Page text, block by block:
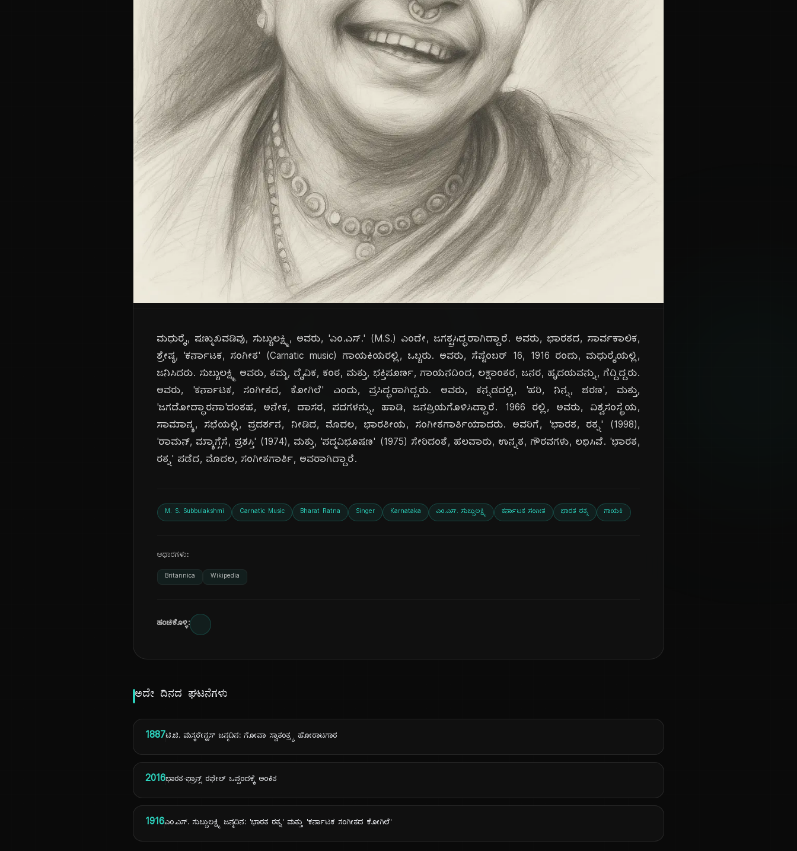
ದಿ
ಮಧುರೈ, ಷಣ್ಮುಖವಡಿವು, ಸುಬ್ಬುಲಕ್ಷ್ಮಿ, ಅವರು, 'ಎಂ.ಎಸ್.' (M.S.) ಎಂದೇ, ಜಗತ್ಪ್ರಸಿದ್ಧರಾಗಿದ್ದಾರೆ. ಅವರು, ಭಾರತದ, ಸಾರ್ವಕಾಲಿಕ,
ಶ್ರೇಷ್ಠ, 'ಕರ್ನಾಟಕ, ಸಂಗೀತ' (Carnatic music) ಗಾಯಕಿಯರಲ್ಲಿ, ಒಬ್ಬರು. ಅವರು, ಸೆಪ್ಟೆಂಬರ್ 16, 1916 ರಂದು, ಮಧುರೈಯಲ್ಲಿ,
ಜನಿಸಿದರು. ಸುಬ್ಬುಲಕ್ಷ್ಮಿ ಅವರು, ತಮ್ಮ, ದೈವಿಕ, ಕಂಠ, ಮತ್ತು, ಭಕ್ತಿಪೂರ್ಣ, ಗಾಯನದಿಂದ, ಲಕ್ಷಾಂತರ, ಜನರ, ಹೃದಯವನ್ನು, ಗೆದ್ದಿದ್ದರು.
ಅವರು, 'ಕರ್ನಾಟಕ, ಸಂಗೀತದ, ಕೋಗಿಲೆ' ಎಂದು, ಪ್ರಸಿದ್ಧರಾಗಿದ್ದರು. ಅವರು, ಕನ್ನಡದಲ್ಲಿ, 'ಹರಿ, ನಿನ್ನ, ಚರಣ', ಮತ್ತು,
'ಜಗದೋದ್ಧಾರನಾ'ದಂತಹ, ಅನೇಕ, ದಾಸರ, ಪದಗಳನ್ನು, ಹಾಡಿ, ಜನಪ್ರಿಯಗೊಳಿಸಿದ್ದಾರೆ. 1966 ರಲ್ಲಿ, ಅವರು, ವಿಶ್ವಸಂಸ್ಥೆಯ,
ಸಾಮಾನ್ಯ, ಸಭೆಯಲ್ಲಿ, ಪ್ರದರ್ಶನ, ನೀಡಿದ, ಮೊದಲ, ಭಾರತೀಯ, ಸಂಗೀತಗಾರ್ತಿಯಾದರು. ಅವರಿಗೆ, 'ಭಾರತ, ರತ್ನ' (1998),
'ರಾಮನ್, ಮ್ಯಾಗ್ಸೆಸೆ, ಪ್ರಶಸ್ತಿ' (1974), ಮತ್ತು, 'ಪದ್ಮವಿಭೂಷಣ' (1975) ಸೇರಿದಂತೆ, ಹಲವಾರು, ಉನ್ನತ, ಗೌರವಗಳು, ಲಭಿಸಿವೆ. 'ಭಾರತ,
ರತ್ನ' ಪಡೆದ, ಮೊದಲ, ಸಂಗೀತಗಾರ್ತಿ, ಅವರಾಗಿದ್ದಾರೆ.
M. S. Subbulakshmi Carnatic Music Bharat Ratna Singer Karnataka ಎಂ.ಎಸ್. ಸುಬ್ಬುಲಕ್ಷ್ಮಿ ಕರ್ನಾಟಕ ಸಂಗೀತ ಭಾರತ ರತ್ನ ಗಾಯಕಿ
ಆಧಾರಗಳು:
Britannica Wikipedia
ಹಂಚಿಕೊಳ್ಳಿ:
ಅದೇ ದಿನದ ಘಟನೆಗಳು
1887ಟಿ.ಜಿ. ಮಸ್ಕರೇನ್ಹಸ್ ಜನ್ಮದಿನ: ಗೋವಾ ಸ್ವಾತಂತ್ರ್ಯ ಹೋರಾಟಗಾರ
2016ಭಾರತ-ಫ್ರಾನ್ಸ್ ರಫೇಲ್ ಒಪ್ಪಂದಕ್ಕೆ ಅಂಕಿತ
1916ಎಂ.ಎಸ್. ಸುಬ್ಬುಲಕ್ಷ್ಮಿ ಜನ್ಮದಿನ: 'ಭಾರತ ರತ್ನ' ಮತ್ತು 'ಕರ್ನಾಟಕ ಸಂಗೀತದ ಕೋಗಿಲೆ'